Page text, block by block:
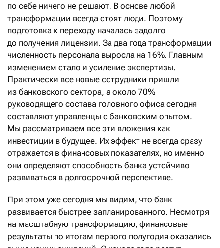
по себе ничего не решают. В основе любой
трансформации всегда стоят люди. Поэтому
подготовка к переходу началась задолго
до получения лицензии. За два года трансформации
численность персонала выросла на 16%. Главным
изменением стало и усиление экспертизы.
Практически все новые сотрудники пришли
из банковского сектора, а около 70%
руководящего состава головного офиса сегодня
составляют управленцы с банковским опытом.
Мы рассматриваем все эти вложения как
инвестиции в будущее. Их эффект не всегда сразу
отражается в финансовых показателях, но именно
они определяют способность банка устойчиво
развиваться в долгосрочной перспективе.
При этом уже сегодня мы видим, что банк
развивается быстрее запланированного. Несмотря
на масштабную трансформацию, финансовые
результаты по итогам первого полугодия оказались